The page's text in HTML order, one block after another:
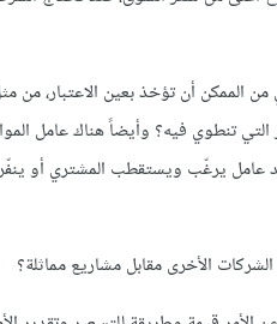
من الممكن أن تؤخذ بعين الاعتبار، من
تنطوي فيه؟ وأيضاً هناك عامل
عامل يرغّب ويستقطب المشتري أو
الأخرى مقابل مشاريع مماثلة؟